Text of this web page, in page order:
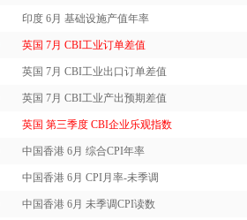
印度 6月 基础设施产值年率
英国 7月 CBI工业订单差值
英国 7月 CBI工业出口订单差值
英国 7月 CBI工业产出预期差值
英国 第三季度 CBI企业乐观指数
中国香港 6月 综合CPI年率
中国香港 6月 CPI月率-未季调
中国香港 6月 未季调CPI读数